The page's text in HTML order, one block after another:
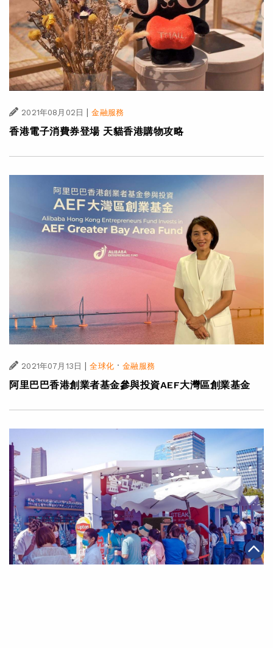
2021年08月02日 | 金融服務
香港電子消費券登場 天貓香港購物攻略
2021年07月13日 | 全球化·金融服務
阿里巴巴香港創業者基金參與投資AEF大灣區創業基金